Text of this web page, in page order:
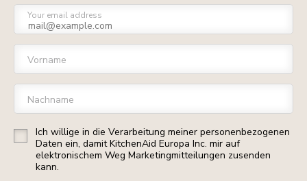
Your email address
Vorname
Nachname
Ich willige in die Verarbeitung meiner personenbezogenen
Daten ein, damit KitchenAid Europa Inc. mir auf
elektronischem Weg Marketingmitteilungen zusenden
kann.